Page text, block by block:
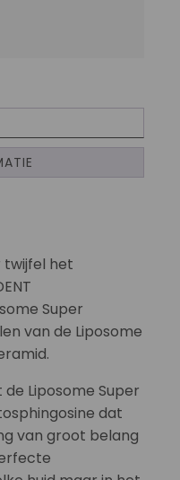
twijfel het
Super
van de Liposome
Liposome Super
dat
van groot belang